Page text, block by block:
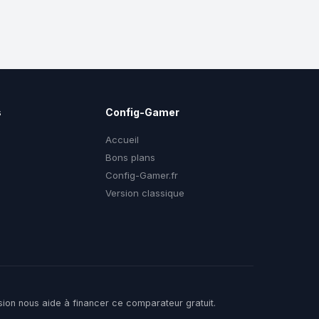
Config-Gamer
Accueil
Bons plans
Config-Gamer.fr
Version classique
nous aide à financer ce comparateur gratuit.